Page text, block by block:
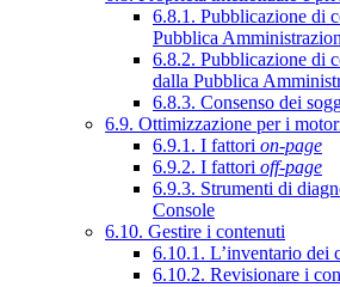
6.8.1. Pubblicazione di
Pubblica
6.8.2. Pubblicazione di
dalla Pubblica
6.8.3. Consenso dei
6.9. Ottimizzazione per i
6.9.1. I fattori on-page
6.9.2. I fattori off-page
6.9.3. Strumenti di
Console
6.10. Gestire i contenuti
6.10.1. L’inventario dei
6.10.2. Revisionare i